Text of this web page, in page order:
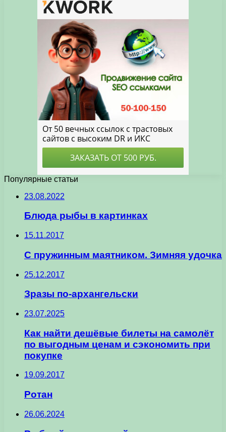
Популярные статьи
23.08.2022
Блюда рыбы в картинках
15.11.2017
С пружинным маятником. Зимняя удочка
25.12.2017
Зразы по-архангельски
23.07.2025
Как найти дешёвые билеты на самолёт
по выгодным ценам и сэкономить при
покупке
19.09.2017
Ротан
26.06.2024